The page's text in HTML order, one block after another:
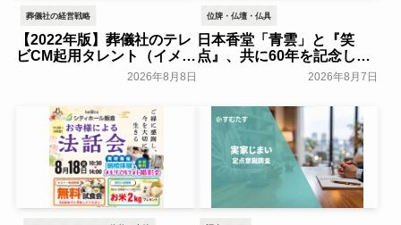
葬儀社の経営戦略
【2022年版】葬儀社のテレ
ビCM起用タレント（イメー
ジキャラクター）まとめ
2026年8月8日
位牌・仏壇・仏具
日本香堂「青雲」と『笑
点』、共に60年を記念した
初コラボ！オリジナルグッ
ンを実施～日本香堂～
一般公開
2026年8月7日